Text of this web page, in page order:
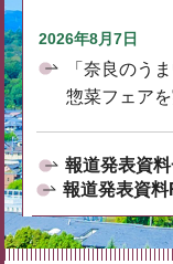
2026年8月7日
「奈良のう
惣菜フェア
報道発表資
報道発表資料